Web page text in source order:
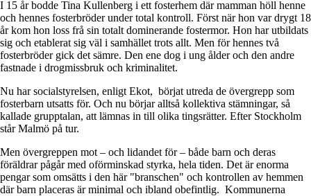
I 15 år bodde Tina Kullenberg i ett fosterhem där mamman höll henne
och hennes fosterbröder under total kontroll. Först när hon var drygt 18
år kom hon loss frå sin totalt dominerande fostermor. Hon har utbildats
sig och etablerat sig väl i samhället trots allt. Men för hennes två
fosterbröder gick det sämre. Den ene dog i ung ålder och den andre
fastnade i drogmissbruk och kriminalitet.
Nu har socialstyrelsen, enligt Ekot, börjat utreda de övergrepp som
fosterbarn utsatts för. Och nu börjar alltså kollektiva stämningar, så
kallade grupptalan, att lämnas in till olika tingsrätter. Efter Stockholm
står Malmö på tur.
Men övergreppen mot – och lidandet för – både barn och deras
föräldrar pågår med oförminskad styrka, hela tiden. Det är enorma
pengar som omsätts i den här "branschen" och kontrollen av hemmen
där barn placeras är minimal och ibland obefintlig. Kommunerna